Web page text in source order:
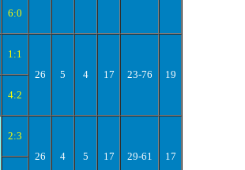
6:0
1:1
26
5 4 17 23-76
19
4:2
2:3
26
4 5 17 29-61
17